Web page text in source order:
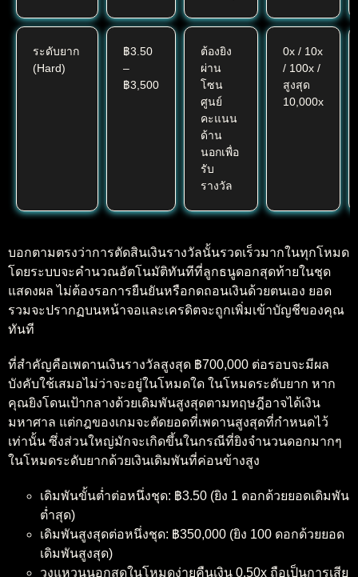
ระดับยาก
(Hard)
฿3.50
–
฿3,500
ต้องยิง
ผ่าน
โซน
ศูนย์
คะแนน
ด้าน
นอกเพื่อ
รับ
รางวัล
0x / 10x
/ 100x /
สูงสุด
10,000x
บอกตามตรงว่าการตัดสินเงินรางวัลนั้นรวดเร็วมากในทุกโหมด
โดยระบบจะคำนวณอัตโนมัติทันทีที่ลูกธนูดอกสุดท้ายในชุด
แสดงผล ไม่ต้องรอการยืนยันหรือกดถอนเงินด้วยตนเอง ยอด
รวมจะปรากฏบนหน้าจอและเครดิตจะถูกเพิ่มเข้าบัญชีของคุณ
ทันที
ที่สำคัญคือเพดานเงินรางวัลสูงสุด ฿700,000 ต่อรอบจะมีผล
บังคับใช้เสมอไม่ว่าจะอยู่ในโหมดใด ในโหมดระดับยาก หาก
คุณยิงโดนเป้ากลางด้วยเดิมพันสูงสุดตามทฤษฎีอาจได้เงิน
มหาศาล แต่กฎของเกมจะตัดยอดที่เพดานสูงสุดที่กำหนดไว้
เท่านั้น ซึ่งส่วนใหญ่มักจะเกิดขึ้นในกรณีที่ยิงจำนวนดอกมากๆ
ในโหมดระดับยากด้วยเงินเดิมพันที่ค่อนข้างสูง
เดิมพันขั้นต่ำต่อหนึ่งชุด: ฿3.50 (ยิง 1 ดอกด้วยยอดเดิมพัน
ต่ำสุด)
เดิมพันสูงสุดต่อหนึ่งชุด: ฿350,000 (ยิง 100 ดอกด้วยยอด
เดิมพันสูงสุด)
วงแหวนนอกสุดในโหมดง่ายคืนเงิน 0.50x ถือเป็นการเสีย